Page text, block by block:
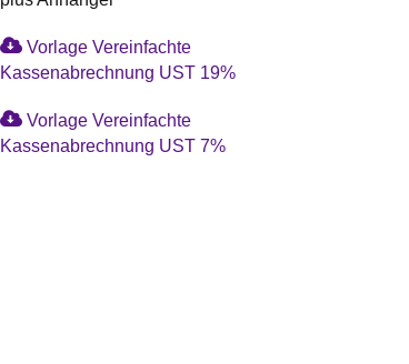
Vorlage Vereinfachte
Kassenabrechnung UST 19%
Vorlage Vereinfachte
Kassenabrechnung UST 7%